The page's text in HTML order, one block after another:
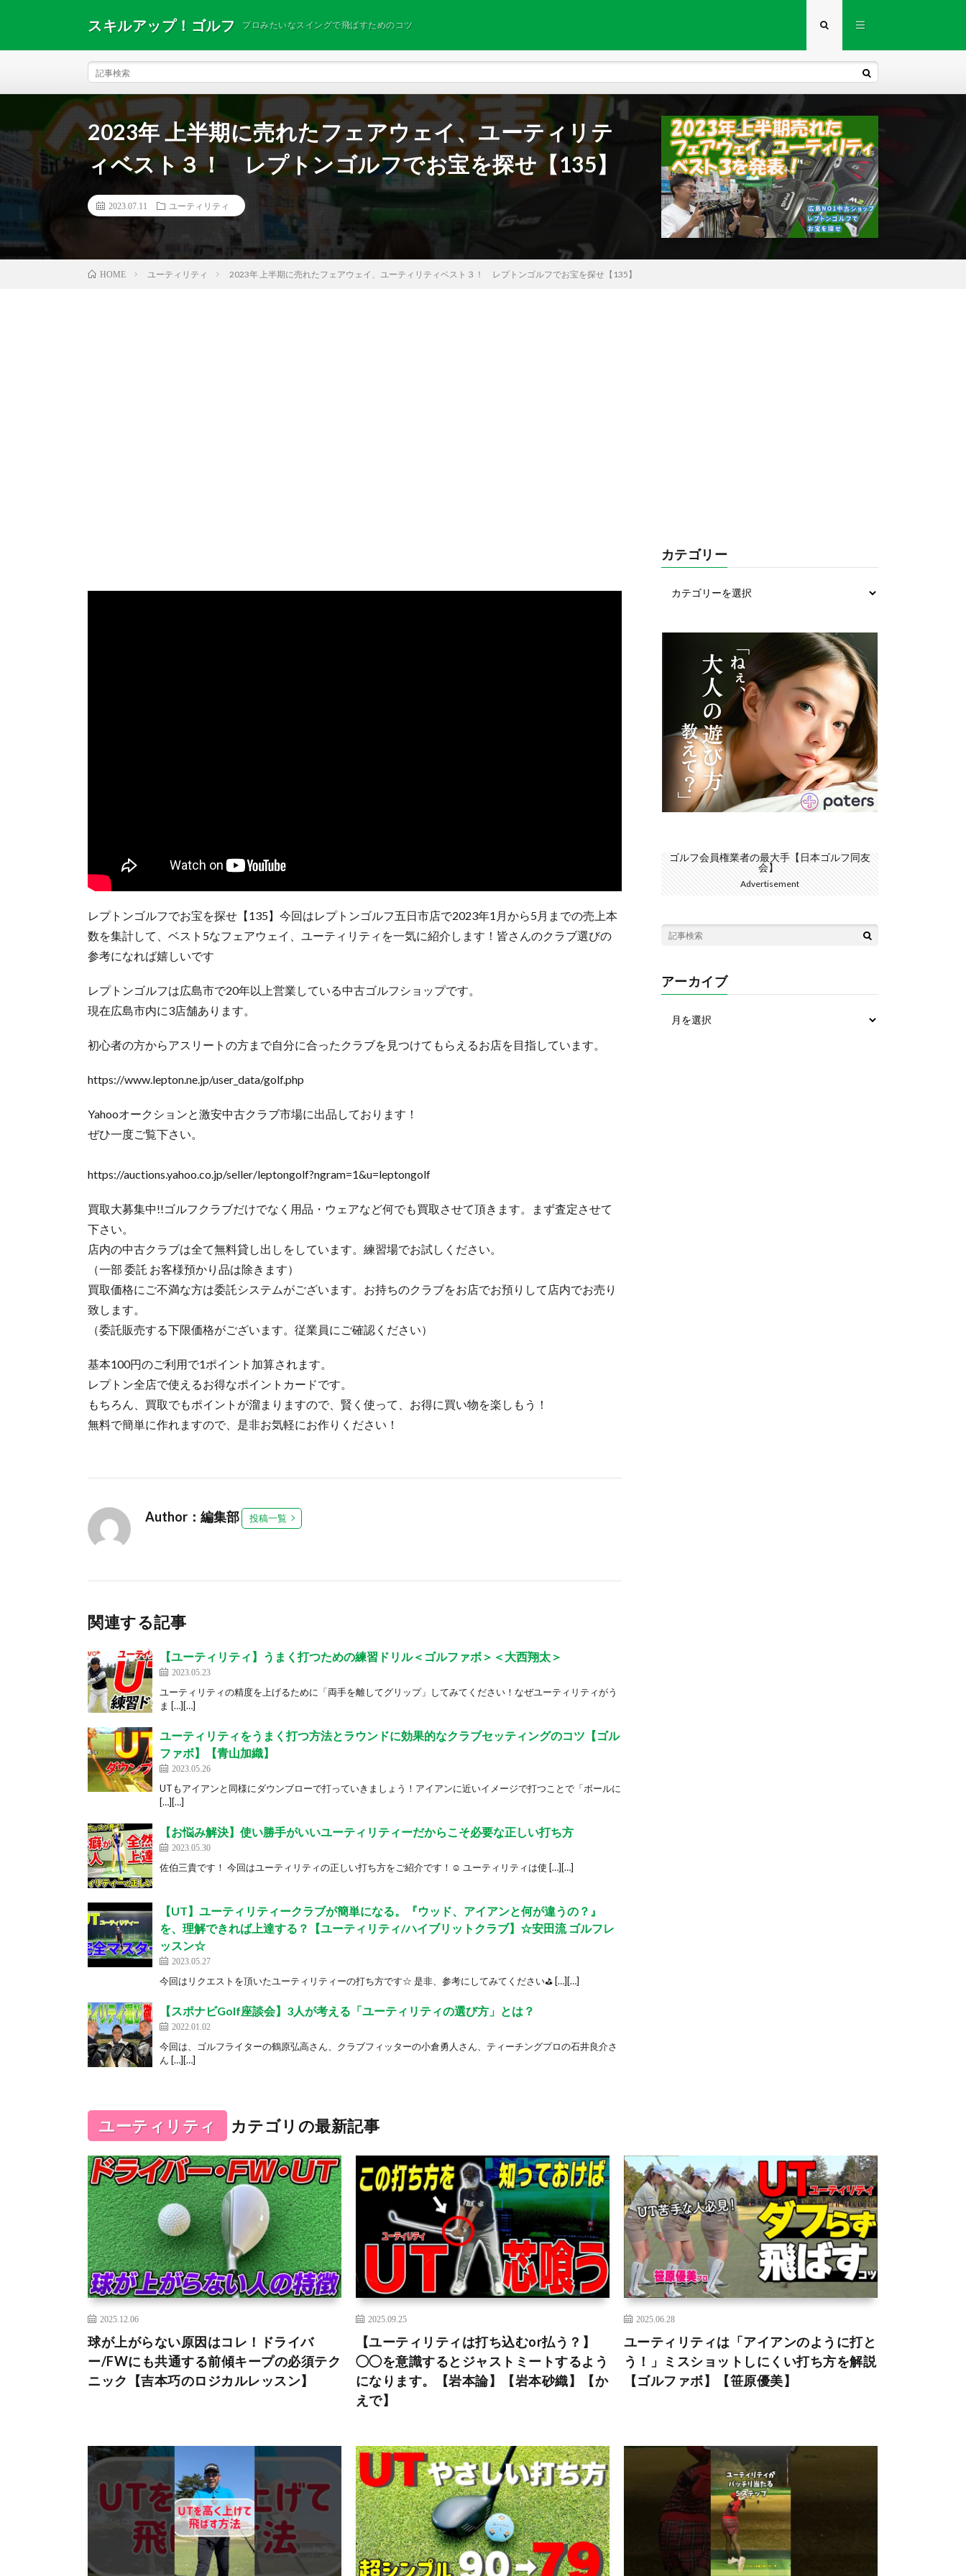
スキルアップ！ゴルフ プロみたいなスイングで飛ばすためのコツ
2023年 上半期に売れたフェアウェイ、ユーティリテ
ィベスト３！ レプトンゴルフでお宝を探せ【135】
2023.07.11 ユーティリティ
HOME ユーティリティ 2023年 上半期に売れたフェアウェイ、ユーティリティベスト３！ レプトンゴルフでお宝を探せ【135】
レプトンゴルフでお宝を探せ【135】今回はレプトンゴルフ五日市店で2023年1月から5月までの売上本
数を集計して、ベスト5なフェアウェイ、ユーティリティを一気に紹介します！皆さんのクラブ選びの
参考になれば嬉しいです
レプトンゴルフは広島市で20年以上営業している中古ゴルフショップです。
現在広島市内に3店舗あります。
初心者の方からアスリートの方まで自分に合ったクラブを見つけてもらえるお店を目指しています。
https://www.lepton.ne.jp/user_data/golf.php
Yahooオークションと激安中古クラブ市場に出品しております！
ぜひ一度ご覧下さい。
https://auctions.yahoo.co.jp/seller/leptongolf?ngram=1&u=leptongolf
買取大募集中!!ゴルフクラブだけでなく用品・ウェアなど何でも買取させて頂きます。まず査定させて
下さい。
店内の中古クラブは全て無料貸し出しをしています。練習場でお試しください。
（一部 委託 お客様預かり品は除きます）
買取価格にご不満な方は委託システムがございます。お持ちのクラブをお店でお預りして店内でお売り
致します。
（委託販売する下限価格がございます。従業員にご確認ください）
基本100円のご利用で1ポイント加算されます。
レプトン全店で使えるお得なポイントカードです。
もちろん、買取でもポイントが溜まりますので、賢く使って、お得に買い物を楽しもう！
無料で簡単に作れますので、是非お気軽にお作りください！
Author：編集部 投稿一覧
関連する記事
【ユーティリティ】うまく打つための練習ドリル＜ゴルファボ＞＜大西翔太＞
2023.05.23
ユーティリティの精度を上げるために「両手を離してグリップ」してみてください！なぜユーティリティがう
ま […][…]
ユーティリティをうまく打つ方法とラウンドに効果的なクラブセッティングのコツ【ゴル
ファボ】【青山加織】
2023.05.26
UTもアイアンと同様にダウンブローで打っていきましょう！アイアンに近いイメージで打つことで「ボールに
[…][…]
【お悩み解決】使い勝手がいいユーティリティーだからこそ必要な正しい打ち方
2023.05.30
佐伯三貴です！ 今回はユーティリティの正しい打ち方をご紹介です！☺ ユーティリティは使 […][…]
【UT】ユーティリティークラブが簡単になる。『ウッド、アイアンと何が違うの？』
を、理解できれば上達する？【ユーティリティ/ハイブリットクラブ】☆安田流 ゴルフレ
ッスン☆
2023.05.27
今回はリクエストを頂いたユーティリティーの打ち方です☆ 是非、参考にしてみてください⛳ […][…]
【スポナビGolf座談会】3人が考える「ユーティリティの選び方」とは？
2022.01.02
今回は、ゴルフライターの鶴原弘高さん、クラブフィッターの小倉勇人さん、ティーチングプロの石井良介さ
ん […][…]
カテゴリー
ゴルフ会員権業者の最大手【日本ゴルフ同友
会】
Advertisement
アーカイブ
ユーティリティ カテゴリの最新記事
2025.12.06
球が上がらない原因はコレ！ドライバ
ー/FWにも共通する前傾キープの必須テク
ニック【吉本巧のロジカルレッスン】
2025.09.25
【ユーティリティは打ち込むor払う？】
◯◯を意識するとジャストミートするよう
になります。【岩本論】【岩本砂織】【か
えで】
2025.06.28
ユーティリティは「アイアンのように打と
う！」ミスショットしにくい打ち方を解説
【ゴルファボ】【笹原優美】